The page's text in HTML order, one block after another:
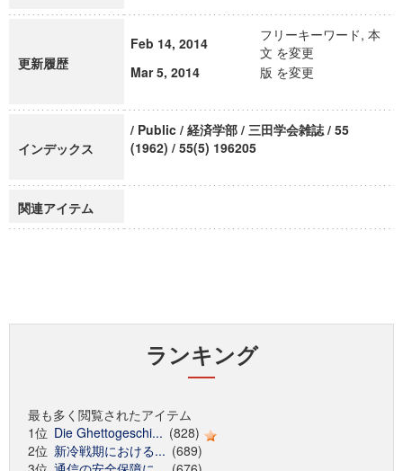
更新履歴
Feb 14, 2014
フリーキーワード, 本
文 を変更
Mar 5, 2014
版 を変更
インデックス
/ Public / 経済学部 / 三田学会雑誌 / 55
(1962) / 55(5) 196205
関連アイテム
ランキング
最も多く閲覧されたアイテム
1位 Die Ghettogeschi... (828)
2位 新冷戦期における... (689)